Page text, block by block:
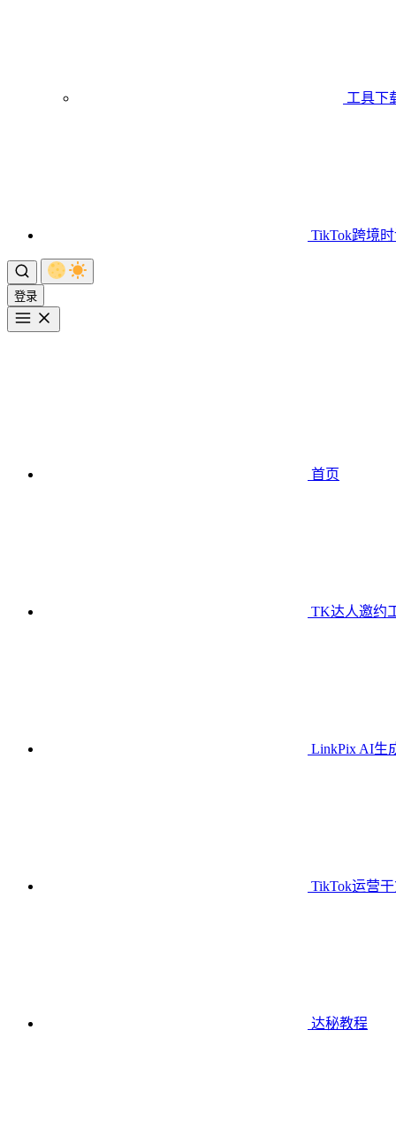
工具下
TikTok跨境
登录
首页
TK达人邀约
LinkPix AI生
TikTok运营
达秘教程